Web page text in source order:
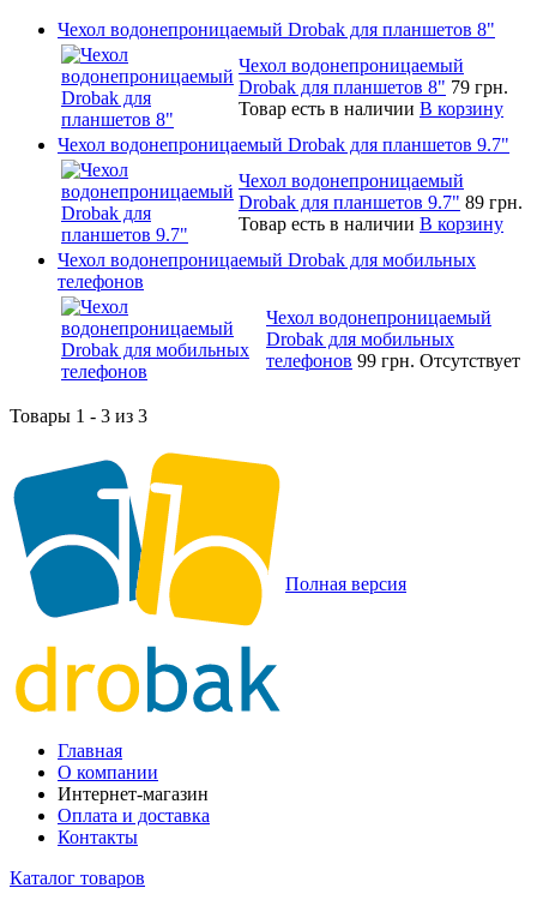
Чехол водонепроницаемый Drobak для планшетов 8"
Чехол водонепроницаемый
Drobak для планшетов 8" 79 грн.
Товар есть в наличии В корзину
Чехол водонепроницаемый Drobak для планшетов 9.7"
Чехол водонепроницаемый
Drobak для планшетов 9.7" 89 грн.
Товар есть в наличии В корзину
Чехол водонепроницаемый Drobak для мобильных
телефонов
Чехол водонепроницаемый
Drobak для мобильных
телефонов 99 грн. Отсутствует
Товары 1 - 3 из 3
Полная версия
Главная
О компании
Интернет-магазин
Оплата и доставка
Контакты
Каталог товаров